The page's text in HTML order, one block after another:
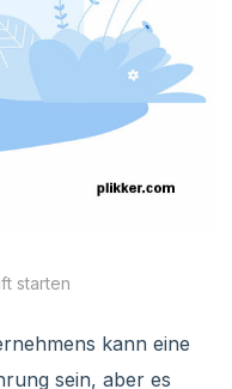
starten
kann eine
sein, aber es